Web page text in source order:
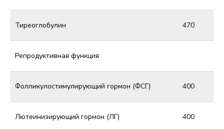
Тиреоглобулин 470
Репродуктивная функция
Фолликулостимулирующий гормон (ФСГ) 400
Лютеинизирующий гормон (ЛГ) 400